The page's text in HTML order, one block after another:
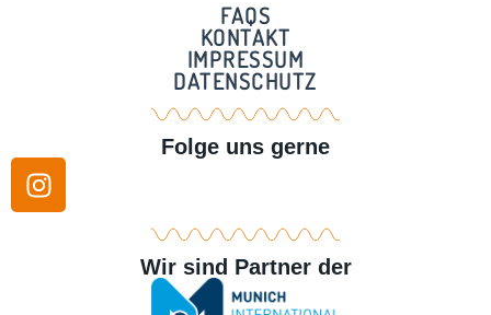
FAQS
KONTAKT
IMPRESSUM
DATENSCHUTZ
Folge uns gerne
Wir sind Partner der